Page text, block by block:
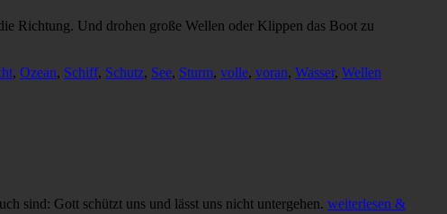
Richtung. Und drohen große Wellen oder Klippen das Boot zu
, Ozean, Schiff, Schutz, See, Sturm, volle, voran, Wasser, Wellen
sind: Gott schützt uns und lässt uns nicht untergehen. weiterlesen &